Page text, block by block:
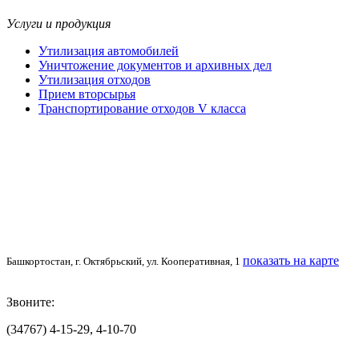
Услуги и продукция
Утилизация автомобилей
Уничтожение документов и архивных дел
Утилизация отходов
Прием вторсырья
Транспортирование отходов V класса
Башкортостан, г. Октябрьский, ул. Кооперативная, 1 показать на карте
Звоните:
(34767) 4-15-29, 4-10-70